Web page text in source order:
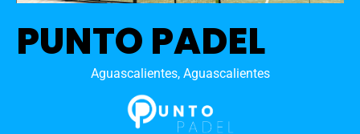
PUNTO PADEL
Aguascalientes, Aguascalientes